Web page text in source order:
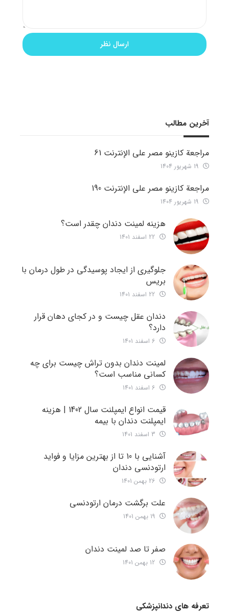
آخرین مطالب
مراجعة كازينو مصر على الإنترنت 61
مراجعة كازينو مصر على الإنترنت 190
هزینه لمینت دندان چقدر است؟
جلوگیری از ایجاد پوسیدگی در طول درمان با
بریس
دندان عقل چیست و در کجای دهان قرار
دارد؟
لمینت دندان بدون تراش چیست برای چه
کسانی مناسب است؟
قیمت انواع ایمپلنت سال 1402 | هزینه
ایمپلنت دندان با بیمه
آشنایی با 10 تا از بهترین مزایا و فواید
ارتودنسی دندان
علت برگشت درمان ارتودنسی
صفر تا صد لمینت دندان
تعرفه های دندانپزشکی